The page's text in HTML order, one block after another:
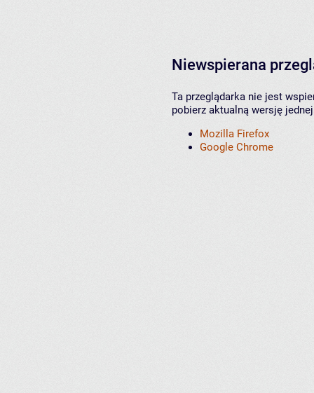
Niewspierana
Ta przeglądarka nie jest
pobierz aktualną wersję
Mozilla Firefox
Google Chrome